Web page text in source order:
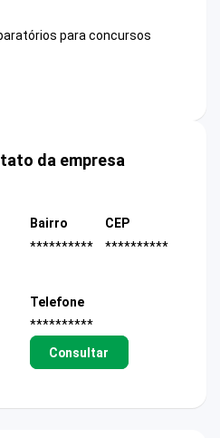
para concursos
da empresa
Bairro
**********
CEP
**********
Telefone
**********
Consultar